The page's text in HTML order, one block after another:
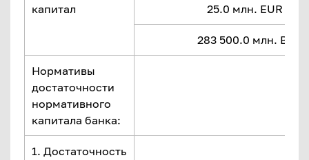
капитал
25.0 млн. EUR
283 500.0 млн. Br
Нормативы
достаточности
нормативного
капитала банка:
1. Достаточность